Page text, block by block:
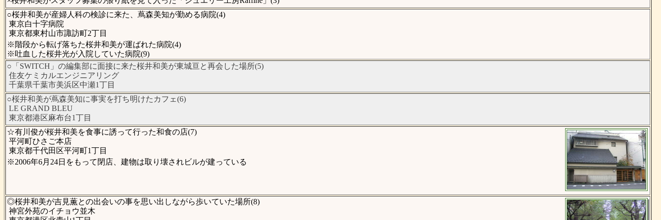
○桜井和美が産婦人科の検診に来た、蔦森美知が勤める病院(4)
東京白十字病院
東京都東村山市諏訪町2丁目
※階段から転げ落ちた桜井和美が運ばれた病院(4)
※吐血した桜井光が入院していた病院(9)
○「SWITCH」の編集部に面接に来た桜井和美が東城亘と再会した場所(5)
住友ケミカルエンジニアリング
千葉県千葉市美浜区中瀬1丁目
○桜井和美が蔦森美知に事実を打ち明けたカフェ(6)
LE GRAND BLEU
東京都港区麻布台1丁目
☆有川俊が桜井和美を食事に誘って行った和食の店(7)
平河町ひさご本店
東京都千代田区平河町1丁目
※2006年6月24日をもって閉店、建物は取り壊されビルが建っている
◎桜井和美が吉見薫との出会いの事を思い出しながら歩いていた場所(8)
神宮外苑のイチョウ並木